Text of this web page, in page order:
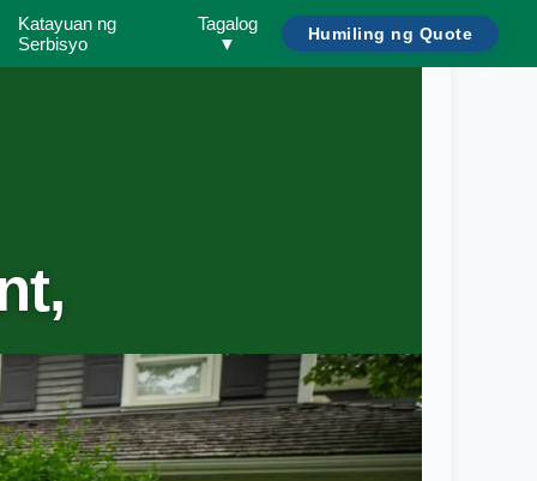
Katayuan ng
Serbisyo
Tagalog
▼
Humiling ng Quote